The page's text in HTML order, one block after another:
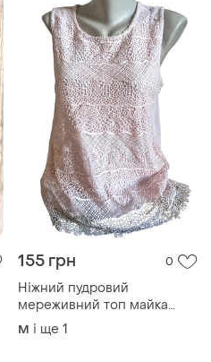
155 грн 0
Ніжний пудровий
мереживний топ майка
віскоза
M і ще 1